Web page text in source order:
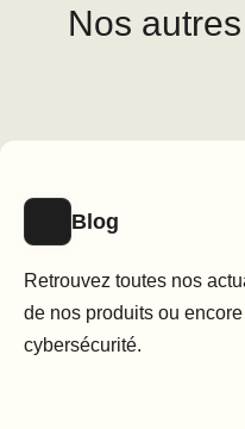
Nos
Blog
Retrouvez toutes nos
de nos produits ou
cybersécurité.